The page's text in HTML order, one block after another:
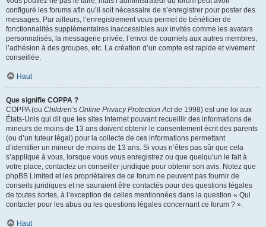
configuré les forums afin qu’il soit nécessaire de s’enregistrer pour poster des
messages. Par ailleurs, l’enregistrement vous permet de bénéficier de
fonctionnalités supplémentaires inaccessibles aux invités comme les avatars
personnalisés, la messagerie privée, l’envoi de courriels aux autres membres,
l’adhésion à des groupes, etc. La création d’un compte est rapide et vivement
conseillée.
Haut
Que signifie COPPA ?
COPPA (ou Children’s Online Privacy Protection Actde 1998) est une loi aux
États-Unis qui dit que les sites Internet pouvant recueillir des informations de
mineurs de moins de 13 ans doivent obtenir le consentement écrit des parents
(ou d’un tuteur légal) pour la collecte de ces informations permettant
d’identifier un mineur de moins de 13 ans. Si vous n’êtes pas sûr que cela
s’applique à vous, lorsque vous vous enregistrez ou que quelqu’un le fait à
votre place, contactez un conseiller juridique pour obtenir son avis. Notez que
phpBB Limited et les propriétaires de ce forum ne peuvent pas fournir de
conseils juridiques et ne sauraient être contactés pour des questions légales
de toutes sortes, à l’exception de celles mentionnées dans la question « Qui
contacter pour les abus ou les questions légales concernant ce forum ? ».
Haut